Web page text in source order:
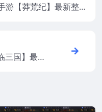
游【莽荒纪】最新整理
三国】最新